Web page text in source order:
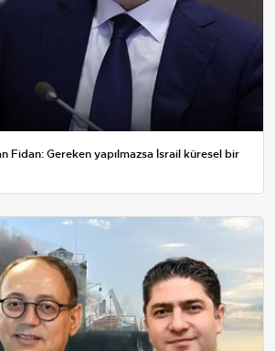
Fidan: Gereken yapılmazsa İsrail küresel bir